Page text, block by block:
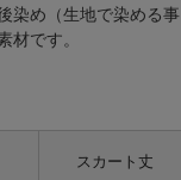
染め（生地で染める
材です。
スカート丈